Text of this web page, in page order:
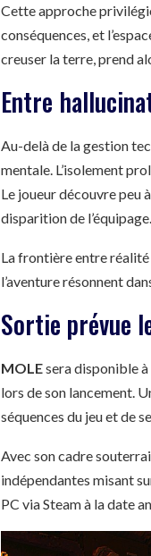
Cette approche
conséquences, et
creuser la terre, prend
Entre
Au-delà de la gestion
mentale. L’isolement
Le joueur découvre peu
disparition de l’équipage.
La frontière entre
l’aventure résonnent
Sortie prévue
MOLEsera disponible
lors de son lancement.
séquences du jeu et de
Avec son cadre
indépendantes misant
PC via Steam à la date